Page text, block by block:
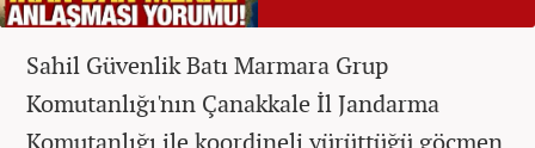
Sahil Güvenlik Batı Marmara Grup
Komutanlığı'nın Çanakkale İl Jandarma
Komutanlığı ile koordineli yürüttüğü göçmen